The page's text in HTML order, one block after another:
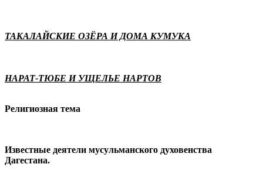
ТАКАЛАЙСКИЕ ОЗЁРА И ДОМА КУМУКА
НАРАТ-ТЮБЕ И УЩЕЛЬЕ НАРТОВ
Религиозная тема
Известные деятели мусульманского духовенства
Дагестана.